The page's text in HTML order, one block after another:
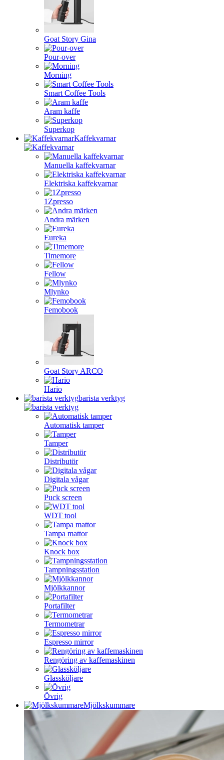
Goat Story Gina
Pour-over
Morning
Smart Coffee Tools
Aram kaffe
Superkop
Kaffekvarnar
Manuella kaffekvarnar
Elektriska kaffekvarnar
1Zpresso
Andra märken
Eureka
Timemore
Fellow
Mlynko
Femobook
Goat Story ARCO
Hario
barista verktyg
Automatisk tamper
Tamper
Distributör
Digitala vågar
Puck screen
WDT tool
Tampa mattor
Knock box
Tampningsstation
Mjölkkannor
Portafilter
Termometrar
Espresso mirror
Rengöring av kaffemaskinen
Glassköljare
Övrig
Mjölkskummare